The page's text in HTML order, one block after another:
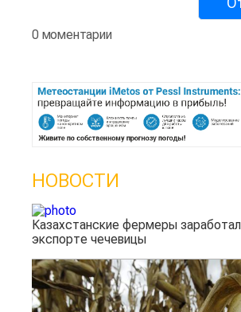
0 моментарии
НОВОСТИ
Казахстанские фермеры
экспорте чечевицы